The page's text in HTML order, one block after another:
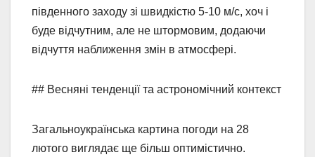
південного заходу зі швидкістю 5-10 м/с, хоч і
буде відчутним, але не штормовим, додаючи
відчуття наближення змін в атмосфері.
## Весняні тенденції та астрономічний контекст
Загальноукраїнська картина погоди на 28
лютого виглядає ще більш оптимістично.